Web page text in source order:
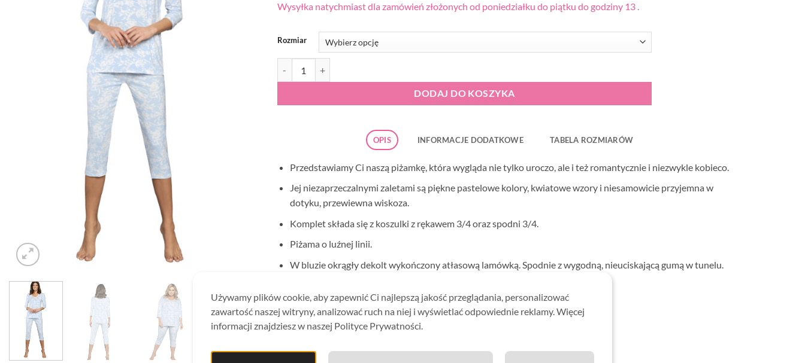
Wysyłka natychmiast dla zamówień złożonych od poniedziałku do piątku do godziny 13 .
Rozmiar
DODAJ DO KOSZYKA
OPIS INFORMACJE DODATKOWE TABELA ROZMIARÓW
Przedstawiamy Ci naszą piżamkę, która wygląda nie tylko uroczo, ale i też romantycznie i niezwykle kobieco.
Jej niezaprzeczalnymi zaletami są piękne pastelowe kolory, kwiatowe wzory i niesamowicie przyjemna w
dotyku, przewiewna wiskoza.
Komplet składa się z koszulki z rękawem 3/4 oraz spodni 3/4.
Piżama o luźnej linii.
W bluzie okrągły dekolt wykończony atłasową lamówką. Spodnie z wygodną, nieuciskającą gumą w tunelu.
Tkanina: 90% wiskoza, 10% elastan
Używamy plików cookie, aby zapewnić Ci najlepszą jakość przeglądania, personalizować
zawartość naszej witryny, analizować ruch na niej i wyświetlać odpowiednie reklamy. Więcej
informacji znajdziesz w naszej Polityce Prywatności.